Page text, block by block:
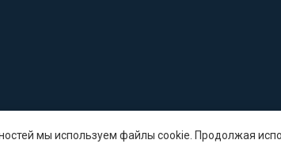
мы используем файлы cookie. Продолжая